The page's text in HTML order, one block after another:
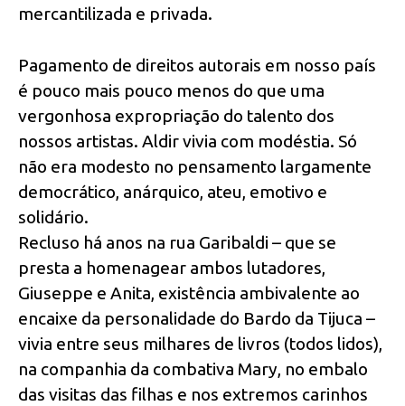
mercantilizada e privada.
Pagamento de direitos autorais em nosso país
é pouco mais pouco menos do que uma
vergonhosa expropriação do talento dos
nossos artistas. Aldir vivia com modéstia. Só
não era modesto no pensamento largamente
democrático, anárquico, ateu, emotivo e
solidário.
Recluso há anos na rua Garibaldi – que se
presta a homenagear ambos lutadores,
Giuseppe e Anita, existência ambivalente ao
encaixe da personalidade do Bardo da Tijuca –
vivia entre seus milhares de livros (todos lidos),
na companhia da combativa Mary, no embalo
das visitas das filhas e nos extremos carinhos